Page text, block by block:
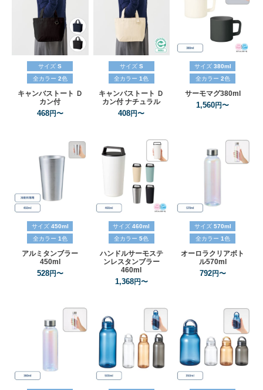
サイズ S
全カラー 2色
キャンバストート Ｄ
カン付
468円〜
サイズ S
全カラー 1色
キャンバストート Ｄ
カン付 ナチュラル
408円〜
サイズ 380ml
全カラー 2色
サーモマグ380ml
1,560円〜
サイズ 450ml
全カラー 1色
アルミタンブラー
450ml
528円〜
サイズ 460ml
全カラー 5色
ハンドルサーモステ
ンレスタンブラー
460ml
1,368円〜
サイズ 570ml
全カラー 1色
オーロラクリアボト
ル570ml
792円〜